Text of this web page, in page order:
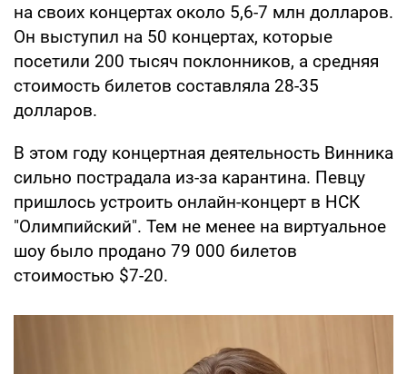
на своих концертах около 5,6-7 млн долларов.
Он выступил на 50 концертах, которые
посетили 200 тысяч поклонников, а средняя
стоимость билетов составляла 28-35
долларов.
В этом году концертная деятельность Винника
сильно пострадала из-за карантина. Певцу
пришлось устроить онлайн-концерт в НСК
"Олимпийский". Тем не менее на виртуальное
шоу было продано 79 000 билетов
стоимостью $7-20.